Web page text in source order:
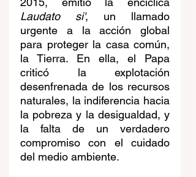
Laudato si', un llamado
urgente a la acción global
para proteger la casa común,
la Tierra. En ella, el Papa
criticó la explotación
desenfrenada de los recursos
naturales, la indiferencia hacia
la pobreza y la desigualdad, y
la falta de un verdadero
compromiso con el cuidado
del medio ambiente.